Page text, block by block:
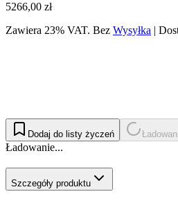
5266,00 zł
Zawiera 23% VAT. Bez Wysyłka |
Dodaj do listy życzeń
Ładowanie...
Szczegóły produktu